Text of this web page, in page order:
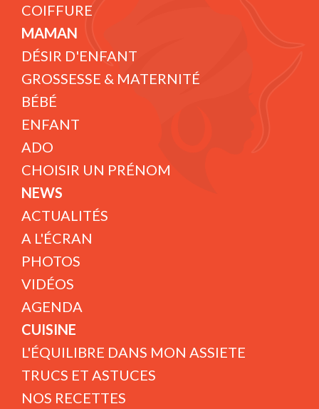
COIFFURE
MAMAN
DÉSIR D'ENFANT
GROSSESSE & MATERNITÉ
BÉBÉ
ENFANT
ADO
CHOISIR UN PRÉNOM
NEWS
ACTUALITÉS
A L'ÉCRAN
PHOTOS
VIDÉOS
AGENDA
CUISINE
L'ÉQUILIBRE DANS MON ASSIETE
TRUCS ET ASTUCES
NOS RECETTES